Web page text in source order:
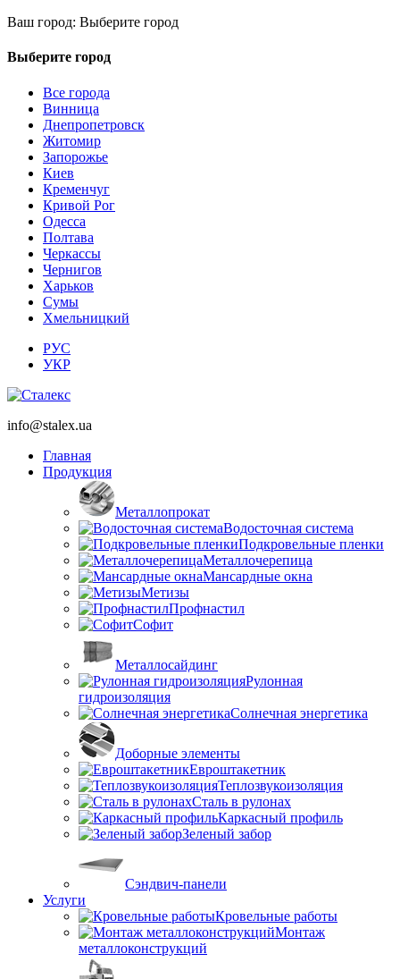
Ваш город: Выберите город
Выберите город
Все города
Винница
Днепропетровск
Житомир
Запорожье
Киев
Кременчуг
Кривой Рог
Одесса
Полтава
Черкассы
Чернигов
Харьков
Сумы
Хмельницкий
РУС
УКР
info@stalex.ua
Главная
Продукция
Металлопрокат
Водосточная система
Подкровельные пленки
Металлочерепица
Мансардные окна
Метизы
Профнастил
Софит
Металлосайдинг
Рулонная
гидроизоляция
Солнечная энергетика
Доборные элементы
Евроштакетник
Теплозвукоизоляция
Сталь в рулонах
Каркасный профиль
Зеленый забор
Сэндвич-панели
Услуги
Кровельные работы
Монтаж
металлоконструкций